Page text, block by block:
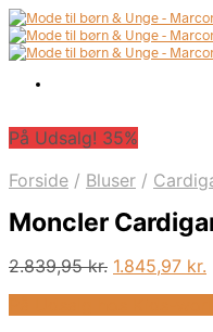
På Udsalg! 35%
Forside / Bluser /
Moncler
2.839,95kr. Den
1.845,97 kr.